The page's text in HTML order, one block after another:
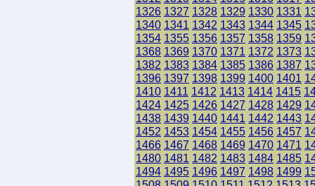
1326 1327 1328 1329 1330 1331
1340 1341 1342 1343 1344 1345
1354 1355 1356 1357 1358 1359
1368 1369 1370 1371 1372 1373
1382 1383 1384 1385 1386 1387
1396 1397 1398 1399 1400 1401
1410 1411 1412 1413 1414 1415
1424 1425 1426 1427 1428 1429
1438 1439 1440 1441 1442 1443
1452 1453 1454 1455 1456 1457
1466 1467 1468 1469 1470 1471
1480 1481 1482 1483 1484 1485
1494 1495 1496 1497 1498 1499